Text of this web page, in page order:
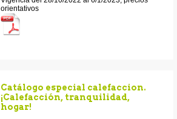
orientativos
Catálogo especial calefaccion.
¡Calefacción, tranquilidad,
hogar!